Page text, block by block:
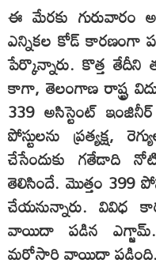
ఈ మేరకు గురువారం
ఎన్నికల కోడ్ కారణంగా
పేర్కొన్నారు. కొత్త తేదీని
కాగా, తెలంగాణ రాష్ట్ర
339 అసిస్టెంట్
పోస్టులను ప్రత్యక్ష,
చేసేందుకు గతేడాది
తెలిసిందే. మొత్తం 399
చేయనున్నారు. వివిధ
వాయిదా పడిన
మరోసారి వాయిదా పడింది.